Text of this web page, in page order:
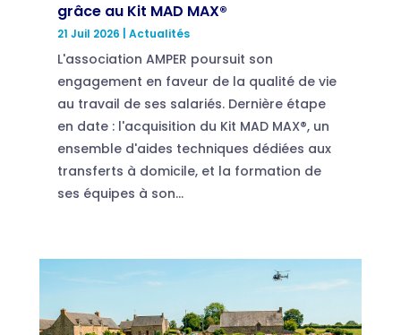
grâce au Kit MAD MAX®
21 Juil 2026 Actualités
L'association AMPER poursuit son
engagement en faveur de la qualité de vie
au travail de ses salariés. Dernière étape
en date : l'acquisition du Kit MAD MAX®, un
ensemble d'aides techniques dédiées aux
transferts à domicile, et la formation de
ses équipes à son...